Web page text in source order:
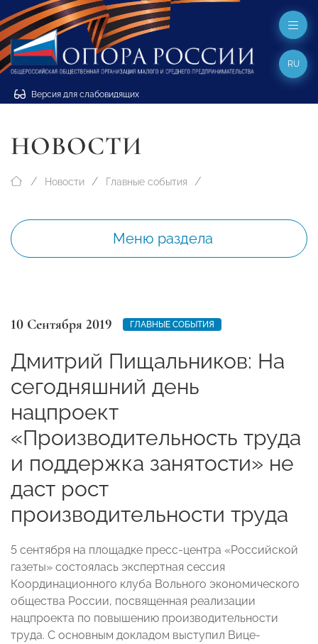
Версия для слабовидящих
RU
НОВОСТИ
Новости Главные события
Меню раздела
10 Сентября 2019 ГЛАВНЫЕ СОБЫТИЯ
Дмитрий Пищальников: На
сегодняшний день
нацпроект
«Производительность труда
и поддержка занятости» не
даст рост
производительности труда
5 сентября на площадке пресс-центра «Российской
газеты» состоялась экспертная сессия
Координационного клуба Вольного экономического
общества России, посвященная реализации
нацпроекта по повышению производительности
труда. С основным докладом выступил Вице-